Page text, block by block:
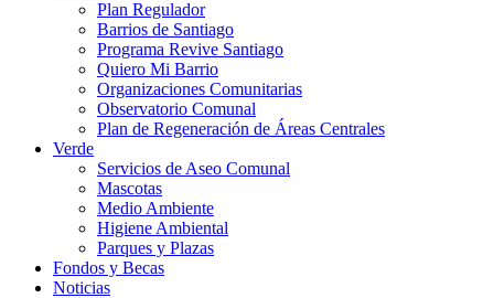
Plan Regulador
Barrios de Santiago
Programa Revive Santiago
Quiero Mi Barrio
Organizaciones Comunitarias
Observatorio Comunal
Plan de Regeneración de Áreas Centrales
Verde
Servicios de Aseo Comunal
Mascotas
Medio Ambiente
Higiene Ambiental
Parques y Plazas
Fondos y Becas
Noticias